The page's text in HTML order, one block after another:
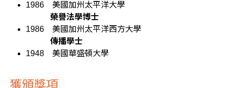
1986
美國加州太平洋大學
榮譽法學博士
1986
美國加州太平洋西方大學
傳播學士
1948
美國華盛頓大學
獲頒獎項